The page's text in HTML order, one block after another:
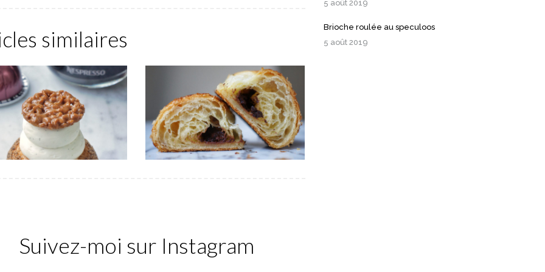
similaires
5 août 2019
Brioche roulée au speculoos
5 août 2019
Suivez-moi sur Instagram